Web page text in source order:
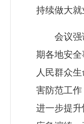
持续做大
会议强调
期各地安
人民群众
害防范工
进一步提